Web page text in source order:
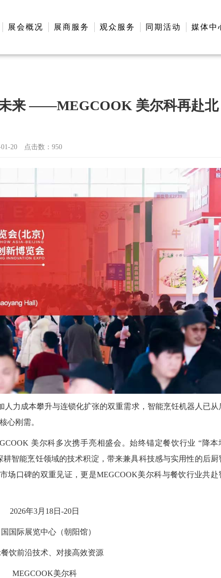
展会概况 展商服务 观众服务 同期活动 媒体中
来 ——MEGCOOK 美尔科再赴北
20 点击数： 950
人力成本攀升与连锁化扩张的双重需求，智能烹饪机器人已从
心刚需。
美尔科多次携手亮相盛会。始终锚定餐饮行业 “降本
智能烹饪领域的技术积淀，带来兼具科技感与实用性的后厨
场口碑的双重见证，更是MEGCOOK美尔科与餐饮行业共赴
2026年3月18日-20日
国际展览中心（朝阳馆）
饮前沿技术、对接高效资源
MEGCOOK美尔科